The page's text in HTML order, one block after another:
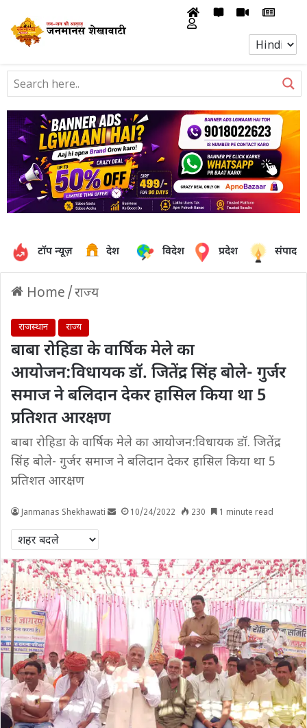
टॉप न्यूज़ देश विदेश प्रदेश
Home /राज्य
राजस्थान राज्य
बाबा रोहिडा के वार्षिक मेले का
आयोजन:विधायक डॉ. जितेंद्र सिंह बोले- गुर्जर
समाज ने बलिदान देकर हासिल किया था 5
प्रतिशत आरक्षण
बाबा रोहिडा के वार्षिक मेले का आयोजन:विधायक डॉ. जितेंद्र
सिंह बोले- गुर्जर समाज ने बलिदान देकर हासिल किया था 5
प्रतिशत आरक्षण
Janmanas Shekhawati 10/24/2022 230 1 minute read